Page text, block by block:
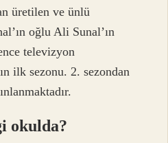
üretilen ve ünlü
oğlu Ali Sunal’ın
televizyon
ilk sezonu. 2. sezondan
okulda?